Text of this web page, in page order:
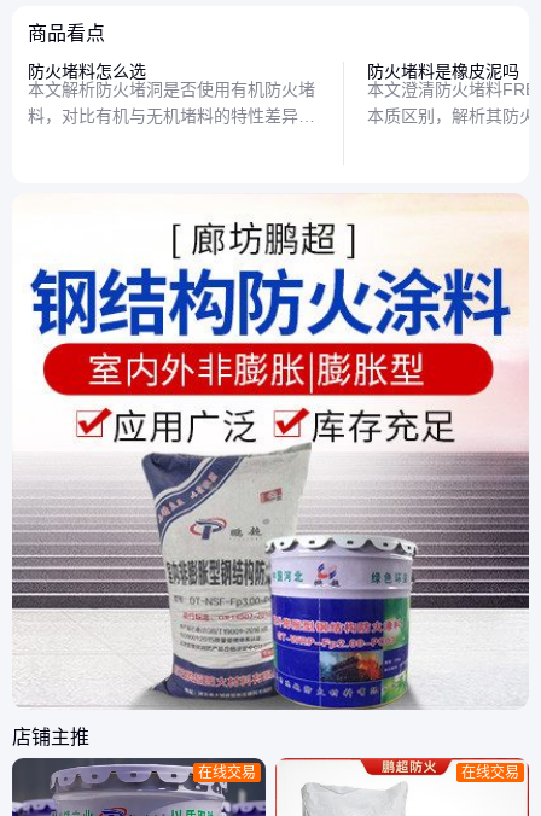
商品看点
防火堵料怎么选
本文解析防火堵洞是否使用有机防火堵
料，对比有机与无机堵料的特性差异，
防火堵料是橡皮泥吗
本文澄清防火堵料
本质区别，解析其防
店铺主推
在线交易 在线交易